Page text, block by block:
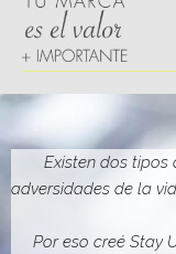
Existen dos tipos
adversidades de la
Por eso creé Stay